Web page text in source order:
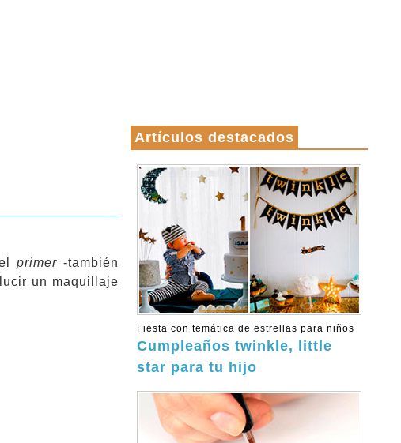
primer-también
un maquillaje
Artículos destacados
Fiesta con temática de estrellas para niños
Cumpleaños twinkle, little
star para tu hijo